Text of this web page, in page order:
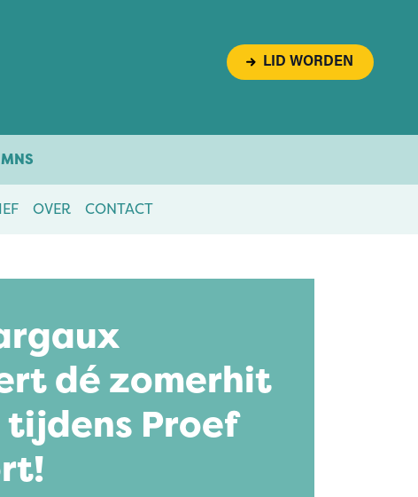
LID WORDEN
OVER CONTACT
dé zomerhit
Proef